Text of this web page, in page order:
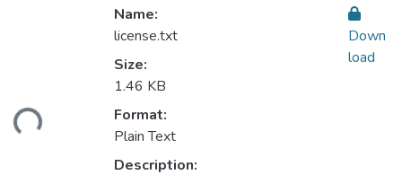
Name:
license.txt
Size:
1.46 KB
Format:
Plain Text
Description:
Down
load